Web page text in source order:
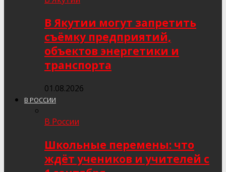
В Якутии могут запретить
съёмку предприятий,
объектов энергетики и
транспорта
01.08.2026
В РОССИИ
В России
Школьные перемены: что
ждёт учеников и учителей с